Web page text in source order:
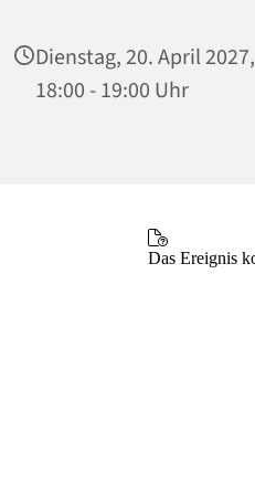
Dienstag, 20. April 2027,
18:00 - 19:00 Uhr